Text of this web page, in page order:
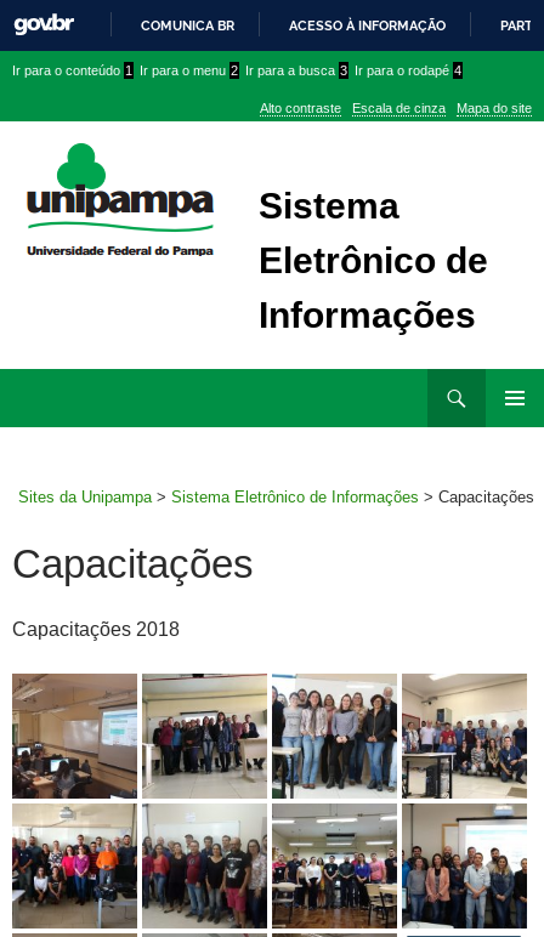
PARA
CONTEÚDO
COMUNICA BR ACESSO À INFORMAÇÃO
conteúdo
menu
superior
menu
Ir para o conteúdo 1 Ir para o menu 2 Ir para a busca 3 Ir para o rodapé 4
Alto contraste Escala de cinza Mapa do site
Sistema
Eletrônico de
Informações
Sites da Unipampa > Sistema Eletrônico de Informações > Capacitações
Capacitações
Capacitações 2018